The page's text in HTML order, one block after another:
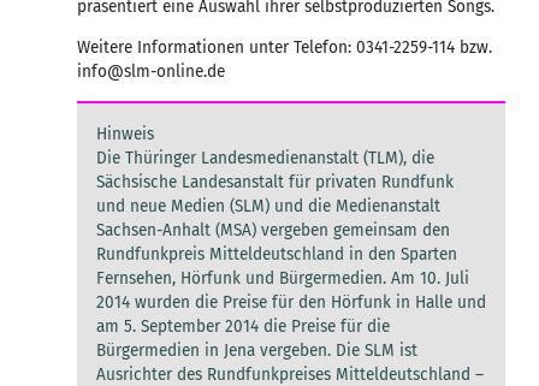
präsentiert eine Auswahl ihrer selbstproduzierten Songs.
Weitere Informationen unter Telefon: 0341-2259-114 bzw.
info@slm-online.de
Hinweis
Die Thüringer Landesmedienanstalt (TLM), die
Sächsische Landesanstalt für privaten Rundfunk
und neue Medien (SLM) und die Medienanstalt
Sachsen-Anhalt (MSA) vergeben gemeinsam den
Rundfunkpreis Mitteldeutschland in den Sparten
Fernsehen, Hörfunk und Bürgermedien. Am 10. Juli
2014 wurden die Preise für den Hörfunk in Halle und
am 5. September 2014 die Preise für die
Bürgermedien in Jena vergeben. Die SLM ist
Ausrichter des Rundfunkpreises Mitteldeutschland –